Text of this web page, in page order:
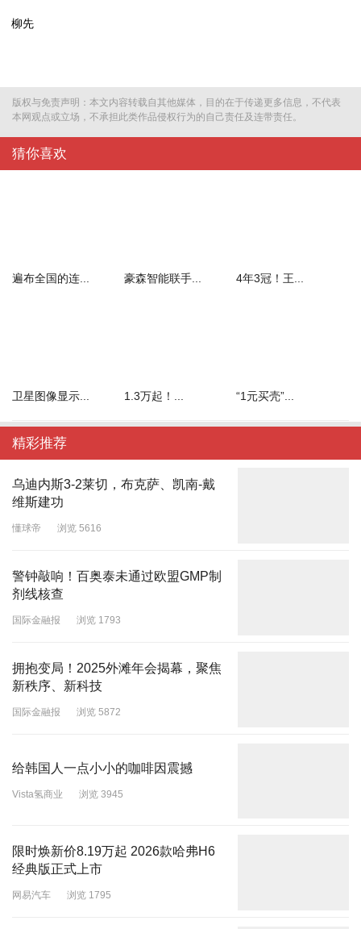
柳先
版权与免责声明：本文内容转载自其他媒体，目的在于传递更多信息，不代表
本网观点或立场，不承担此类作品侵权行为的自己责任及连带责任。
猜你喜欢
遍布全国的连... 豪森智能联手... 4年3冠！王...
卫星图像显示... 1.3万起！... “1元买壳”...
精彩推荐
乌迪内斯3-2莱切，布克萨、凯南-戴
维斯建功
懂球帝 浏览 5616
警钟敲响！百奥泰未通过欧盟GMP制
剂线核查
国际金融报 浏览 1793
拥抱变局！2025外滩年会揭幕，聚焦
新秩序、新科技
国际金融报 浏览 5872
给韩国人一点小小的咖啡因震撼
Vista氢商业 浏览 3945
限时焕新价8.19万起 2026款哈弗H6
经典版正式上市
网易汽车 浏览 1795